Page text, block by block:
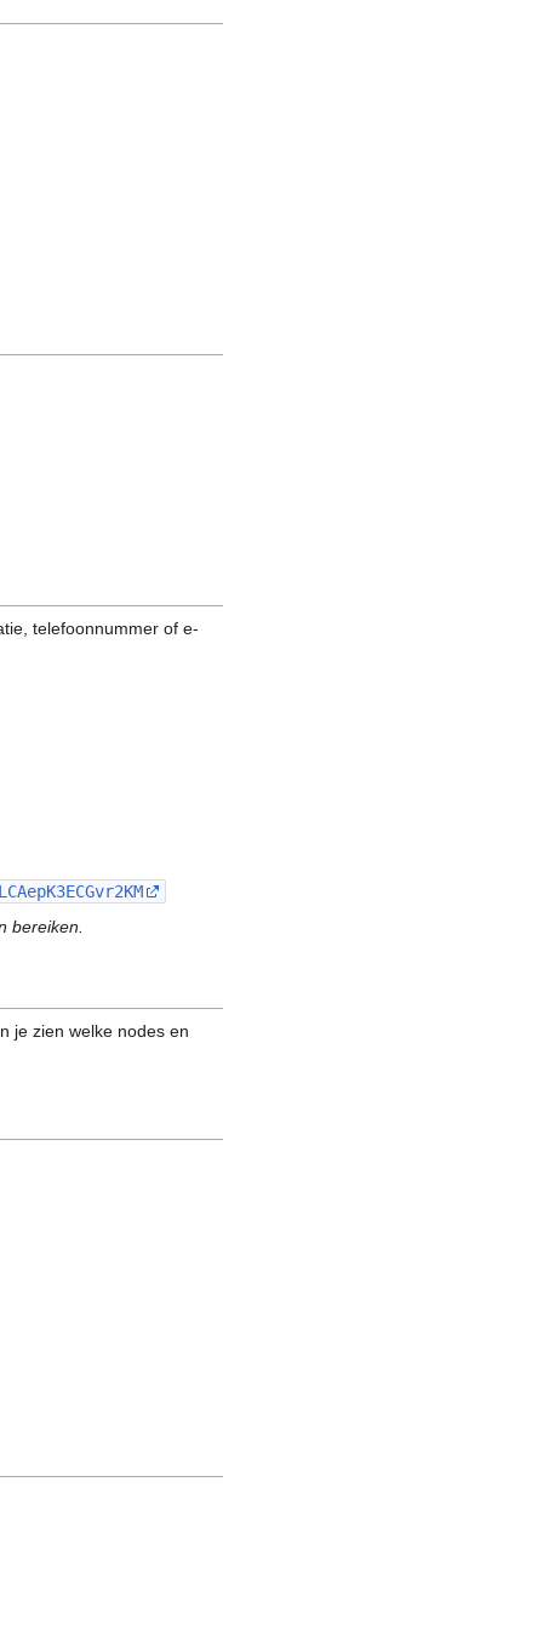
telefoonnummer of e-
bereiken.
je zien welke nodes en